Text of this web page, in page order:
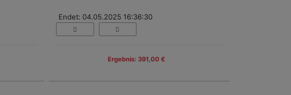
Endet: 04.05.2025 16:36:30
Ergebnis: 391,00 €